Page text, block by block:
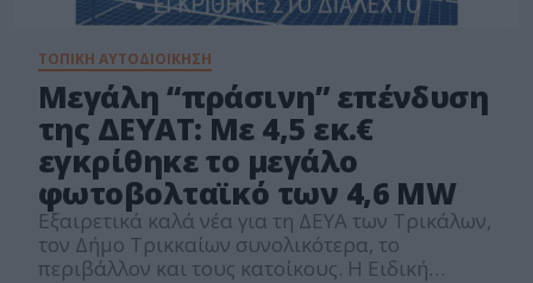
ΤΟΠΙΚΗ ΑΥΤΟΔΙΟΙΚΗΣΗ
Μεγάλη “πράσινη” επένδυση
της ΔΕΥΑΤ: Με 4,5 εκ.€
εγκρίθηκε το μεγάλο
φωτοβολταϊκό των 4,6 MW
Εξαιρετικά καλά νέα για τη ΔΕΥΑ των Τρικάλων,
τον Δήμο Τρικκαίων συνολικότερα, το
περιβάλλον και τους κατοίκους. Η Ειδική